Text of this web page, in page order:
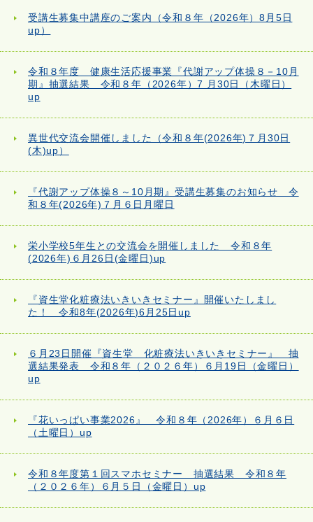
受講生募集中講座のご案内（令和８年（2026年）8月5日
up）
令和８年度 健康生活応援事業『代謝アップ体操８－10月
期』抽選結果 令和８年（2026年）7 月30日（木曜日）
up
異世代交流会開催しました（令和８年(2026年)７月30日
(木)up）
『代謝アップ体操８～10月期』受講生募集のお知らせ 令
和８年(2026年)７月６日月曜日
栄小学校5年生との交流会を開催しました 令和８年
(2026年)６月26日(金曜日)up
『資生堂化粧療法いきいきセミナー』開催いたしまし
た！ 令和8年(2026年)6月25日up
６月23日開催『資生堂 化粧療法いきいきセミナー』 抽
選結果発表 令和８年（２０２６年）６月19日（金曜日）
up
『花いっぱい事業2026』 令和８年（2026年）６月６日
（土曜日）up
令和８年度第１回スマホセミナー 抽選結果 令和８年
（２０２６年）６月５日（金曜日）up